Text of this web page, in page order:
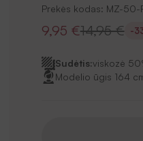
Prekės kodas: MZ-50-
9,95 €14,95 € -
Sudėtis:viskozė
Modelio ūgis 164